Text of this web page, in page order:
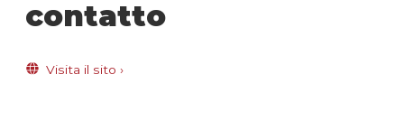
contatto
Visita il sito ›